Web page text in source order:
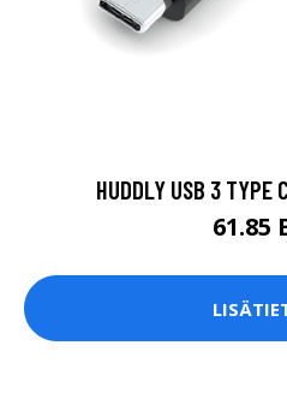
HUDDLY USB 3 TYPE
61.85